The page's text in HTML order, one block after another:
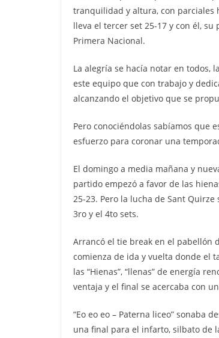
tranquilidad y altura, con parciales
lleva el tercer set 25-17 y con él, su
Primera Nacional.
La alegría se hacía notar en todos,
este equipo que con trabajo y
alcanzando el objetivo que se
Pero conociéndolas sabíamos que
esfuerzo para coronar una
El domingo a media mañana y
partido empezó a favor de las
25-23. Pero la lucha de Sant
3ro y el 4to sets.
Arrancó el tie break en el pabellón
comienza de ida y vuelta donde el
las “Hienas”, “llenas” de energía
ventaja y el final se acercaba con
“Eo eo eo – Paterna liceo” sonaba
una final para el infarto, silbato de